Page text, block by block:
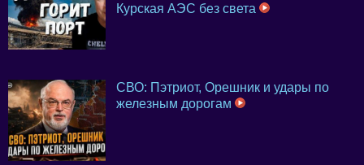
Курская АЭС без света
СВО: Пэтриот, Орешник и удары по
железным дорогам